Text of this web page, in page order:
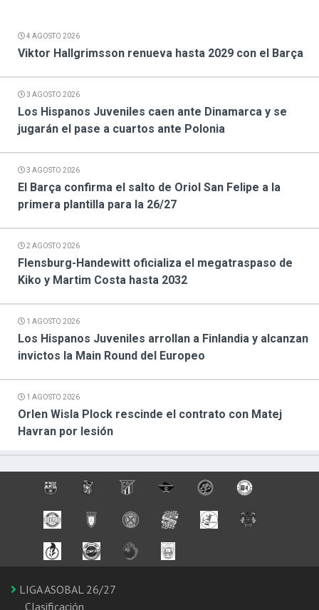
4 AGOSTO 2026
Viktor Hallgrimsson renueva hasta 2029 con el Barça
3 AGOSTO 2026
Los Hispanos Juveniles caen ante Dinamarca y se
jugarán el pase a cuartos ante Polonia
3 AGOSTO 2026
El Barça confirma el salto de Oriol San Felipe a la
primera plantilla para la 26/27
2 AGOSTO 2026
Flensburg-Handewitt oficializa el megatraspaso de
Kiko y Martim Costa hasta 2032
1 AGOSTO 2026
Los Hispanos Juveniles arrollan a Finlandia y alcanzan
invictos la Main Round del Europeo
1 AGOSTO 2026
Orlen Wisla Plock rescinde el contrato con Matej
Havran por lesión
LIGA ASOBAL 26/27
Clasificación